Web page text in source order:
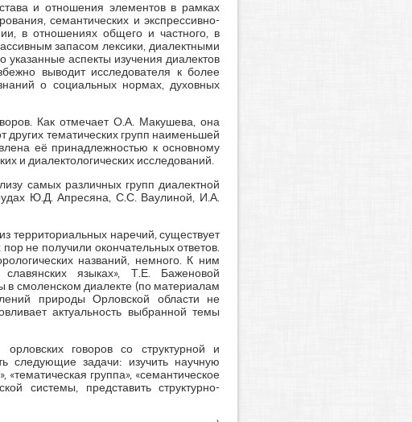
и отношения элементов в рамках
семантических и экспрессивно-
в отношениях общего и частного, в
запасом лексики, диалектными
аспекты изучения диалектов
выводит исследователя к более
о социальных нормах, духовных
Как отмечает О.А. Макушева, она
других тематических групп наименьшей
её принадлежностью к основному
и диалектологических исследований.
самых различных групп диалектной
Ю.Д. Апресяна, С.С. Ваулиной, И.А.
территориальных наречий, существует
не получили окончательных ответов.
названий, немного. К ним
языках», Т.Е. Баженовой
в смоленском диалекте (по материалам
природы Орловской области не
актуальность выбранной темы
говоров со структурной и
следующие задачи: изучить научную
группа», «семантическое
системы, представить структурно-